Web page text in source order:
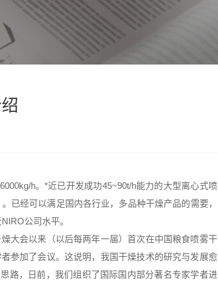
h。*近已开发成功45~90t/h能力的大型离心式喷
已经可以满足国内各行业，多品种干燥产品的需要，
公司水平。
大会以来（以后每两年一届）首次在中国粮食喷雾干
参加了会议。这说明，我国干燥技术的研究与发展愈
路，日前，我们组织了国际国内部分著名专家学者进